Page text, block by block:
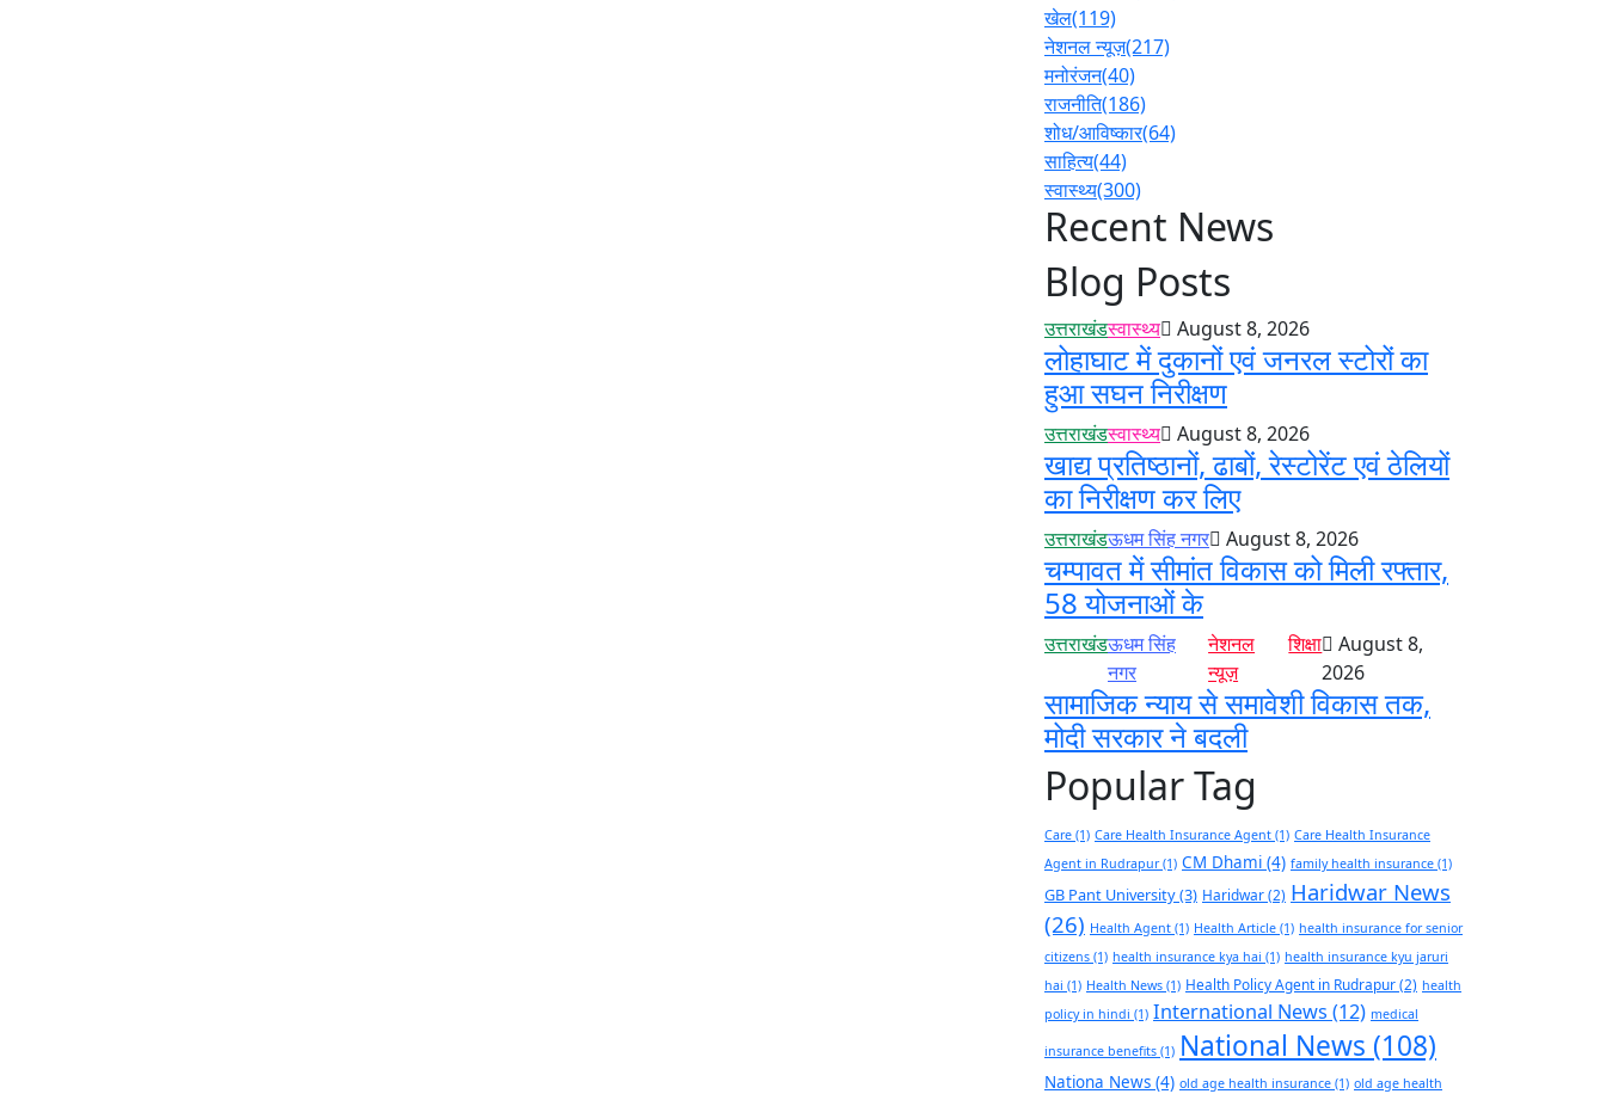
खेल(119)
नेशनल न्यूज़(217)
मनोरंजन(40)
राजनीति(186)
शोध/आविष्कार(64)
साहित्य(44)
स्वास्थ्य(300)
Recent News
Blog Posts
उत्तराखंडस्वास्थ्य August 8, 2026
लोहाघाट में दुकानों एवं जनरल स्टोरों का
हुआ सघन निरीक्षण
उत्तराखंडस्वास्थ्य August 8, 2026
खाद्य प्रतिष्ठानों, ढाबों, रेस्टोरेंट एवं ठेलियों
का निरीक्षण कर लिए
उत्तराखंडऊधम सिंह नगर August 8, 2026
चम्पावत में सीमांत विकास को मिली रफ्तार,
58 योजनाओं के
उत्तराखंडऊधम सिंह
नगर
नेशनल
न्यूज़
शिक्षा
August 8,
2026
सामाजिक न्याय से समावेशी विकास तक,
मोदी सरकार ने बदली
Popular Tag
Care (1) Care Health Insurance Agent (1) Care Health Insurance
Agent in Rudrapur(1) CM Dhami (4) family health insurance (1)
GB Pant University(3) Haridwar(2) Haridwar News
(26) Health Agent (1) Health Article (1) health insurance for senior
citizens (1) health insurance kya hai (1) health insurance kyu jaruri
hai (1) Health News (1) Health Policy Agent in Rudrapur(2) health
policy in hindi (1) International News (12) medical
insurance benefits (1) National News (108)
Nationa News (4) old age health insurance (1) old age health